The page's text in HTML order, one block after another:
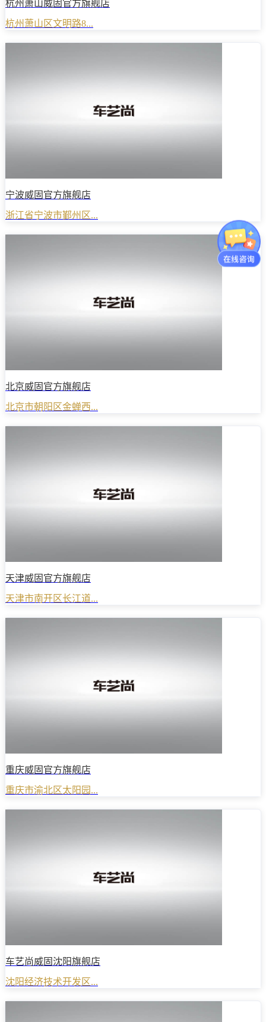
杭州萧山威固官方旗舰店
杭州萧山区文明路8...
宁波威固官方旗舰店
浙江省宁波市鄞州区...
北京威固官方旗舰店
北京市朝阳区金蝉西...
天津威固官方旗舰店
天津市南开区长江道...
重庆威固官方旗舰店
重庆市渝北区太阳园...
车艺尚威固沈阳旗舰店
沈阳经济技术开发区...